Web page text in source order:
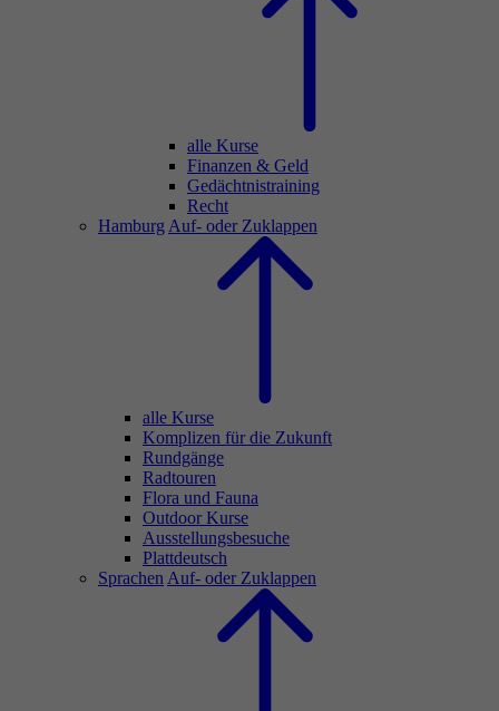
alle Kurse
Finanzen & Geld
Gedächtnistraining
Recht
Hamburg Auf- oder Zuklappen
alle Kurse
Komplizen für die Zukunft
Rundgänge
Radtouren
Flora und Fauna
Outdoor Kurse
Ausstellungsbesuche
Plattdeutsch
Sprachen Auf- oder Zuklappen